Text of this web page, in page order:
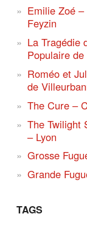
Emilie Zoé
Feyzin
La Tragédie
Populaire
Roméo et
de
The Cure –
The Twilight
– Lyon
Grosse
Grande
TAGS